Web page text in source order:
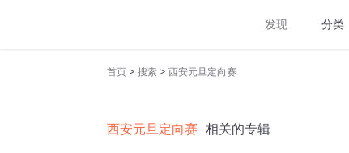
发现 分类
首页 > 搜索 > 西安元旦定向赛
西安元旦定向赛 相关的专辑